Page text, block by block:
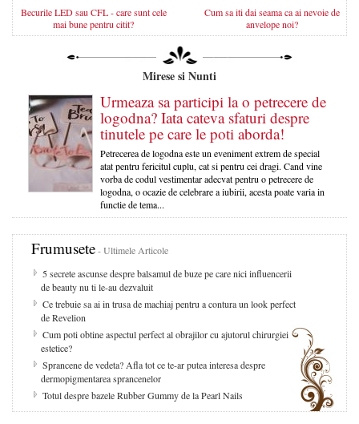
Becurile LED sau CFL - care sunt cele
mai bune pentru citit?
Cum sa iti dai seama ca ai nevoie de
anvelope noi?
Mirese si Nunti
Urmeaza sa participi la o petrecere de
logodna? Iata cateva sfaturi despre
tinutele pe care le poti aborda!
Petrecerea de logodna este un eveniment extrem de special
atat pentru fericitul cuplu, cat si pentru cei dragi. Cand vine
vorba de codul vestimentar adecvat pentru o petrecere de
logodna, o ocazie de celebrare a iubirii, acesta poate varia in
functie de tema...
Frumusete- Ultimele Articole
5 secrete ascunse despre balsamul de buze pe care nici influencerii
de beauty nu ti le-au dezvaluit
Ce trebuie sa ai in trusa de machiaj pentru a contura un look perfect
de Revelion
Cum poti obtine aspectul perfect al obrajilor cu ajutorul chirurgiei
estetice?
Sprancene de vedeta? Afla tot ce te-ar putea interesa despre
dermopigmentarea sprancenelor
Totul despre bazele Rubber Gummy de la Pearl Nails